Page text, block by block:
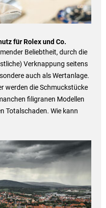
für Rolex und Co.
Beliebtheit, durch die
Verknappung seitens
auch als Wertanlage.
werden die Schmuckstücke
filigranen Modellen
Totalschaden. Wie kann